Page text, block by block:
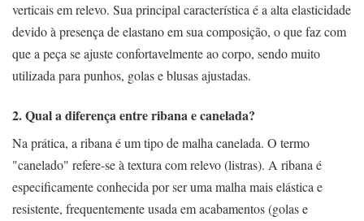
verticais em relevo. Sua principal característica é a alta elasticidade
devido à presença de elastano em sua composição, o que faz com
que a peça se ajuste confortavelmente ao corpo, sendo muito
utilizada para punhos, golas e blusas ajustadas.
2. Qual a diferença entre ribana e canelada?
Na prática, a ribana é um tipo de malha canelada. O termo
"canelado" refere-se à textura com relevo (listras). A ribana é
especificamente conhecida por ser uma malha mais elástica e
resistente, frequentemente usada em acabamentos (golas e